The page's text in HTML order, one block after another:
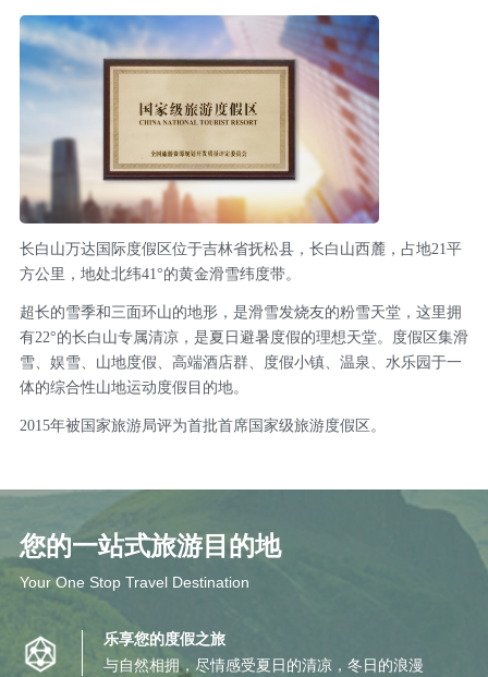
长白山万达国际度假区位于吉林省抚松县，长白山西麓，占地21平
方公里，地处北纬41°的黄金滑雪纬度带。
超长的雪季和三面环山的地形，是滑雪发烧友的粉雪天堂，这里拥
有22°的长白山专属清凉，是夏日避暑度假的理想天堂。度假区集滑
雪、娱雪、山地度假、高端酒店群、度假小镇、温泉、水乐园于一
体的综合性山地运动度假目的地。
2015年被国家旅游局评为首批首席国家级旅游度假区。
您的一站式旅游目的地
Your One Stop Travel Destination
乐享您的度假之旅
与自然相拥，尽情感受夏日的清凉，冬日的浪漫